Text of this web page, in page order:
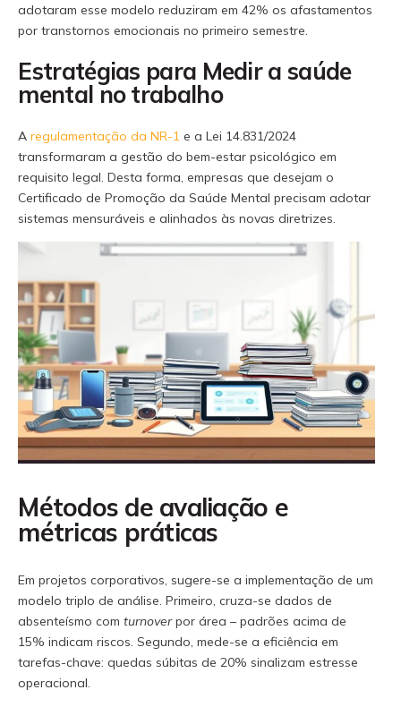
adotaram esse modelo reduziram em 42% os afastamentos
por transtornos emocionais no primeiro semestre.
Estratégias para Medir a saúde
mental no trabalho
Aregulamentação da NR-1 e a Lei 14.831/2024
transformaram a gestão do bem-estar psicológico em
requisito legal. Desta forma, empresas que desejam o
Certificado de Promoção da Saúde Mental precisam adotar
sistemas mensuráveis e alinhados às novas diretrizes.
Métodos de avaliação e
métricas práticas
Em projetos corporativos, sugere-se a implementação de um
modelo triplo de análise. Primeiro, cruza-se dados de
absenteísmo comturnoverpor área – padrões acima de
15% indicam riscos. Segundo, mede-se a eficiência em
tarefas-chave: quedas súbitas de 20% sinalizam estresse
operacional.